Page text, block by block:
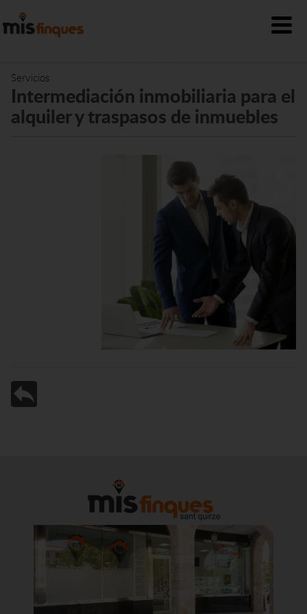
Servicios
Intermediación inmobiliaria para el
alquiler y traspasos de inmuebles